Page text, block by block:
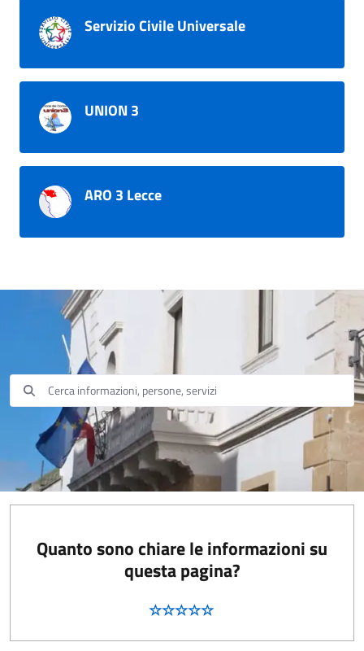
Servizio Civile Universale
UNION 3
ARO 3 Lecce
Quanto sono chiare le informazioni su
questa pagina?